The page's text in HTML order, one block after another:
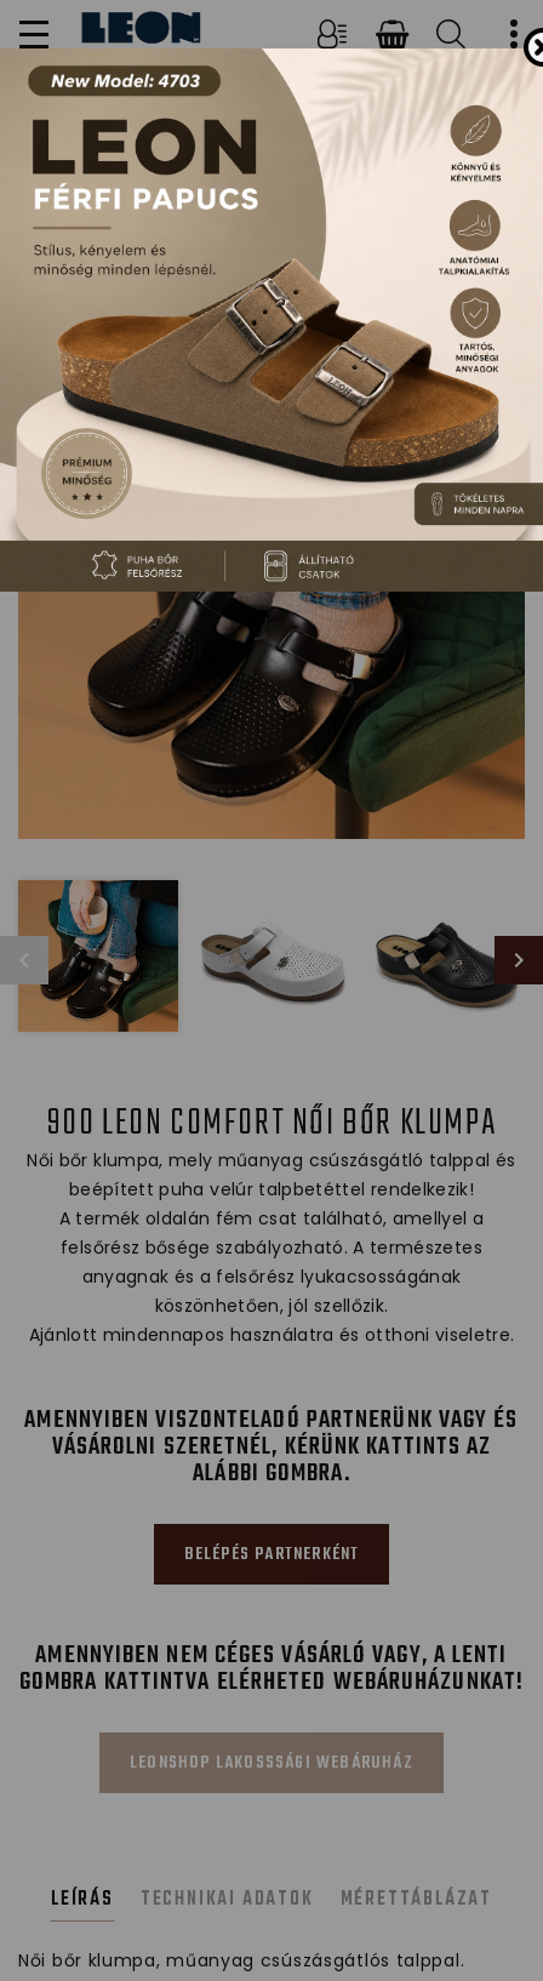
NŐI, FÉRFI PAPUCSOK ÉS
SZANDÁLOK
900 LEON COMFORT NŐI BŐR KLUMPA
Női bőr klumpa, mely műanyag csúszásgátló talppal és
beépített puha velúr talpbetéttel rendelkezik!
A termék oldalán fém csat található, amellyel a
felsőrész bősége szabályozható. A természetes
anyagnak és a felsőrész lyukacsosságának
köszönhetően, jól szellőzik.
Ajánlott mindennapos használatra és otthoni viseletre.
AMENNYIBEN VISZONTELADÓ PARTNERÜNK VAGY ÉS
VÁSÁROLNI SZERETNÉL, KÉRÜNK KATTINTS AZ
ALÁBBI GOMBRA.
BELÉPÉS PARTNERKÉNT
AMENNYIBEN NEM CÉGES VÁSÁRLÓ VAGY, A LENTI
GOMBRA KATTINTVA ELÉRHETED WEBÁRUHÁZUNKAT!
LEONSHOP LAKOSSSÁGI WEBÁRUHÁZ
LEÍRÁS TECHNIKAI ADATOK MÉRETTÁBLÁZAT
Női bőr klumpa, műanyag csúszásgátlós talppal.